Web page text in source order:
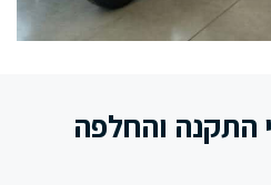
התקנה והחלפה